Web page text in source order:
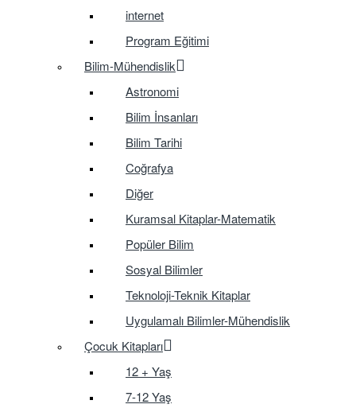
internet
Program Eğitimi
Bilim-Mühendislik
Astronomi
Bilim İnsanları
Bilim Tarihi
Coğrafya
Diğer
Kuramsal Kitaplar-Matematik
Popüler Bilim
Sosyal Bilimler
Teknoloji-Teknik Kitaplar
Uygulamalı Bilimler-Mühendislik
Çocuk Kitapları
12 + Yaş
7-12 Yaş